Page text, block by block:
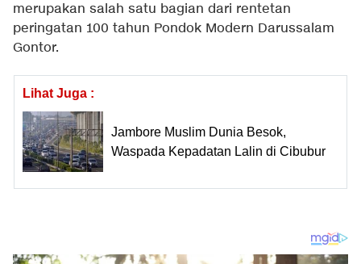
merupakan salah satu bagian dari rentetan
peringatan 100 tahun Pondok Modern Darussalam
Gontor.
Lihat Juga :
Jambore Muslim Dunia Besok,
Waspada Kepadatan Lalin di Cibubur